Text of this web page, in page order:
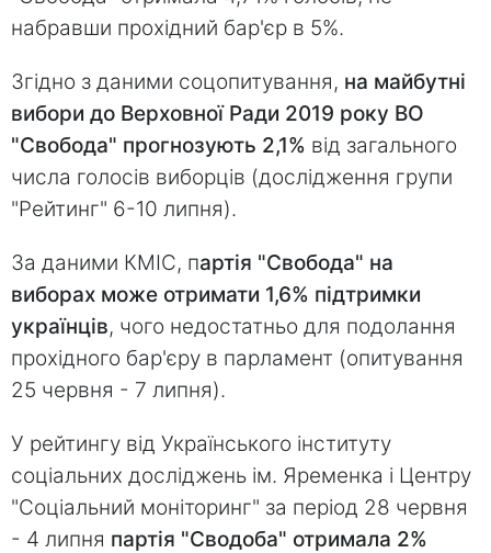
набравши прохідний бар'єр в 5%.
Згідно з даними соцопитування, на майбутні
вибори до Верховної Ради 2019 року ВО
"Свобода" прогнозують 2,1% від загального
числа голосів виборців (дослідження групи
"Рейтинг" 6-10 липня).
За даними КМІС, партія "Свобода" на
виборах може отримати 1,6% підтримки
українців, чого недостатньо для подолання
прохідного бар'єру в парламент (опитування
25 червня - 7 липня).
У рейтингу від Українського інституту
соціальних досліджень ім. Яременка і Центру
"Соціальний моніторинг" за період 28 червня
- 4 липня партія "Сводоба" отримала 2%